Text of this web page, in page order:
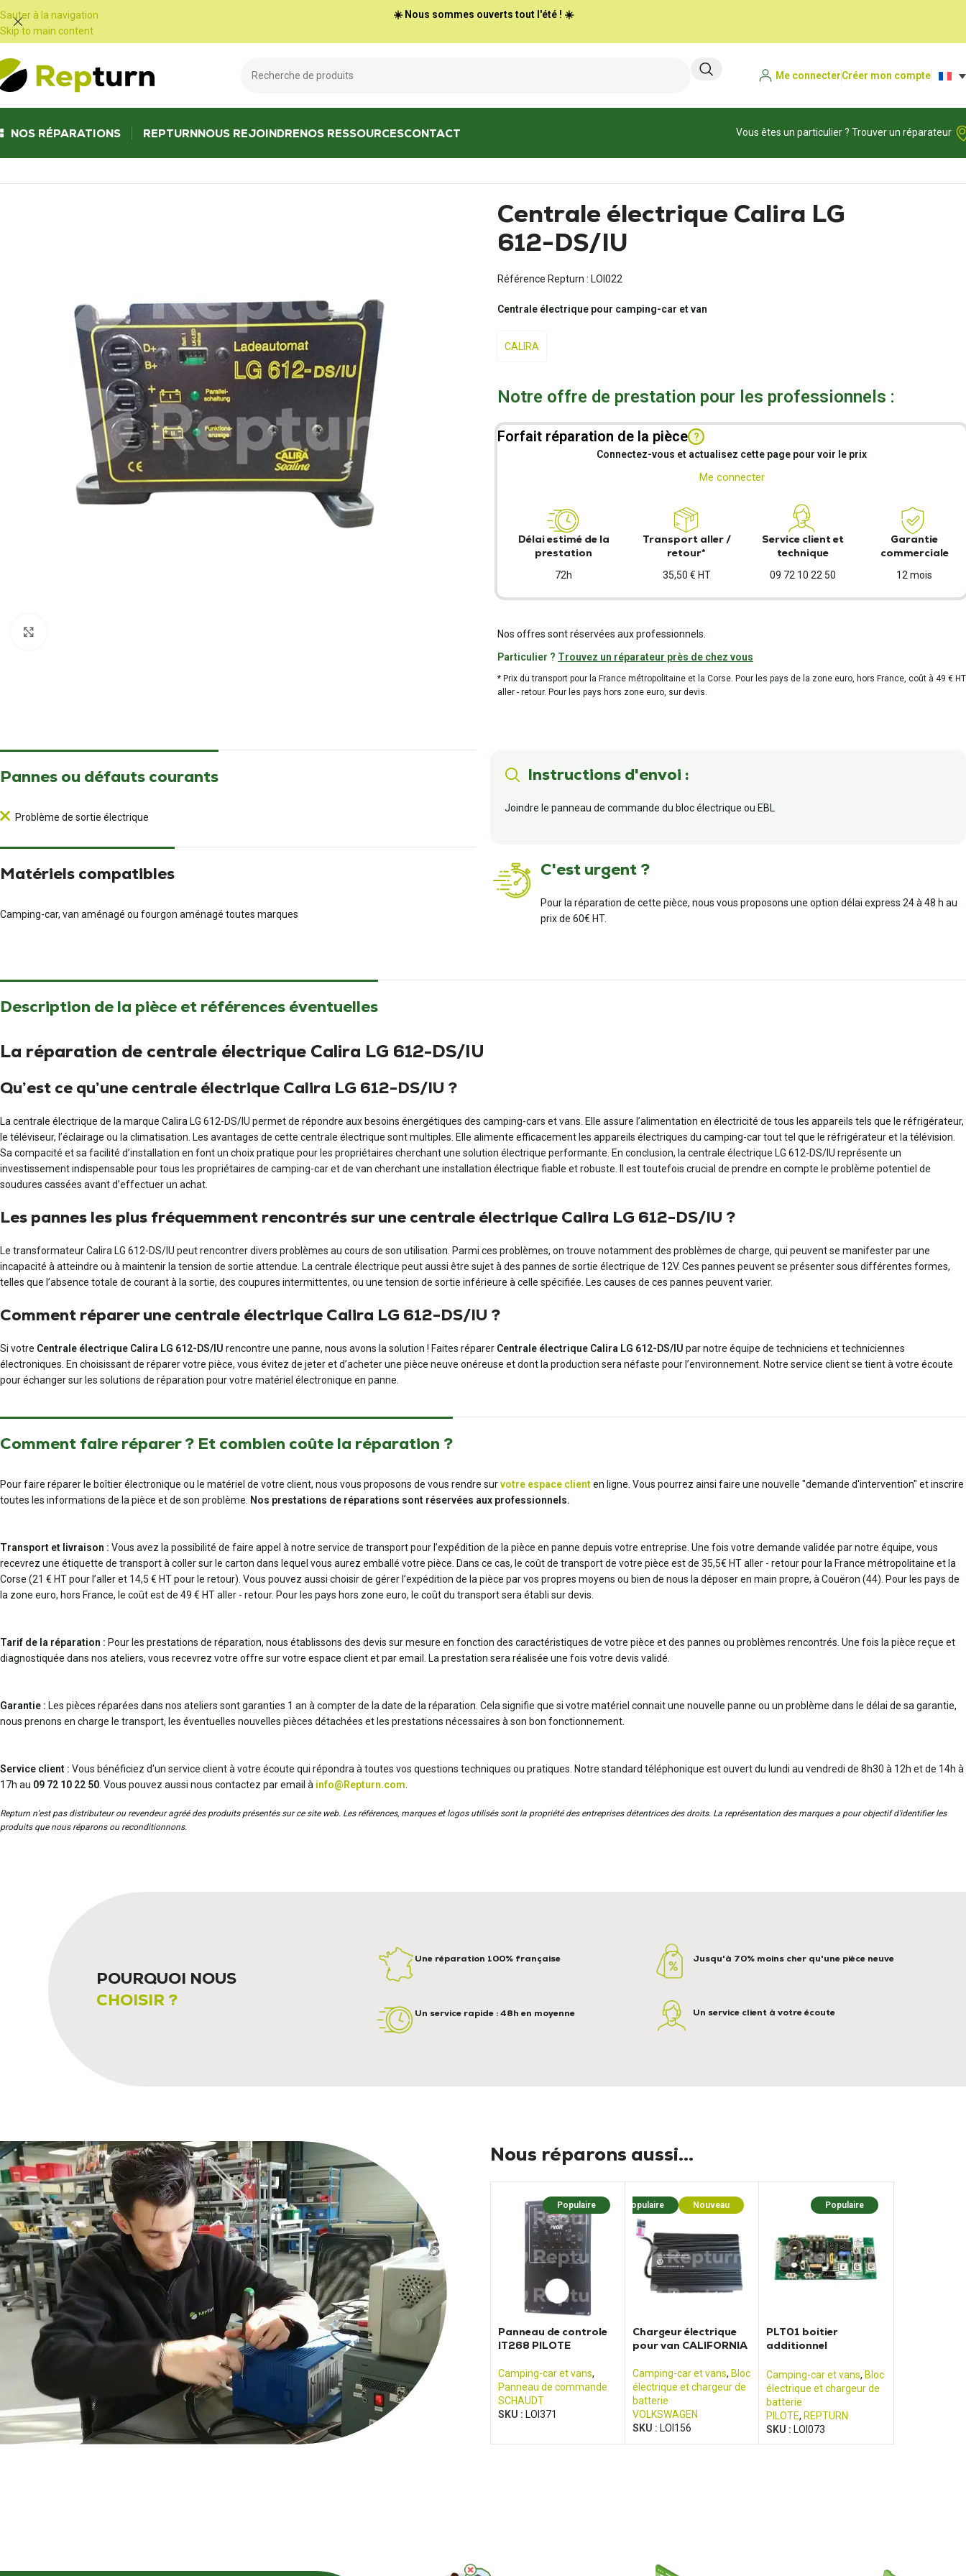
Sauter à la navigation
Skip to main content
☀️ Nous sommes ouverts tout l'été ! ☀️
Me connecterCréer mon compte
NOS RÉPARATIONS REPTURNNOUS REJOINDRENOS RESSOURCESCONTACT
Vous êtes un particulier ? Trouver un réparateur
Centrale électrique Calira LG
612-DS/IU
Référence Repturn : LOI022
Centrale électrique pour camping-car et van
CALIRA
Notre offre de prestation pour les professionnels :
Forfait réparation de la pièce ?
Connectez-vous et actualisez cette page pour voir le prix
Me connecter
Délai estimé de la
prestation
72h
Transport aller /
retour*
35,50 € HT
Service client et
technique
09 72 10 22 50
Garantie
commerciale
12 mois
Nos offres sont réservées aux professionnels.
Particulier ? Trouvez un réparateur près de chez vous
* Prix du transport pour la France métropolitaine et la Corse. Pour les pays de la zone euro, hors France, coût à 49 € HT
aller - retour. Pour les pays hors zone euro, sur devis.
Pannes ou défauts courants
Problème de sortie électrique
Matériels compatibles
Camping-car, van aménagé ou fourgon aménagé toutes marques
Instructions d'envoi :
Joindre le panneau de commande du bloc électrique ou EBL
C'est urgent ?
Pour la réparation de cette pièce, nous vous proposons une option délai express 24 à 48 h au
prix de 60€ HT.
Description de la pièce et références éventuelles
La réparation de centrale électrique Calira LG 612-DS/IU
Qu’est ce qu’une centrale électrique Calira LG 612-DS/IU ?
La centrale électrique de la marque Calira LG 612-DS/IU permet de répondre aux besoins énergétiques des camping-cars et vans. Elle assure l’alimentation en électricité de tous les appareils tels que le réfrigérateur,
le téléviseur, l’éclairage ou la climatisation. Les avantages de cette centrale électrique sont multiples. Elle alimente efficacement les appareils électriques du camping-car tout tel que le réfrigérateur et la télévision.
Sa compacité et sa facilité d’installation en font un choix pratique pour les propriétaires cherchant une solution électrique performante. En conclusion, la centrale électrique LG 612-DS/IU représente un
investissement indispensable pour tous les propriétaires de camping-car et de van cherchant une installation électrique fiable et robuste. Il est toutefois crucial de prendre en compte le problème potentiel de
soudures cassées avant d’effectuer un achat.
Les pannes les plus fréquemment rencontrés sur une centrale électrique Calira LG 612-DS/IU ?
Le transformateur Calira LG 612-DS/IU peut rencontrer divers problèmes au cours de son utilisation. Parmi ces problèmes, on trouve notamment des problèmes de charge, qui peuvent se manifester par une
incapacité à atteindre ou à maintenir la tension de sortie attendue. La centrale électrique peut aussi être sujet à des pannes de sortie électrique de 12V. Ces pannes peuvent se présenter sous différentes formes,
telles que l’absence totale de courant à la sortie, des coupures intermittentes, ou une tension de sortie inférieure à celle spécifiée. Les causes de ces pannes peuvent varier.
Comment réparer une centrale électrique Calira LG 612-DS/IU ?
Si votre Centrale électrique Calira LG 612-DS/IU rencontre une panne, nous avons la solution ! Faites réparer Centrale électrique Calira LG 612-DS/IU par notre équipe de techniciens et techniciennes
électroniques. En choisissant de réparer votre pièce, vous évitez de jeter et d’acheter une pièce neuve onéreuse et dont la production sera néfaste pour l’environnement. Notre service client se tient à votre écoute
pour échanger sur les solutions de réparation pour votre matériel électronique en panne.
Comment faire réparer ? Et combien coûte la réparation ?
Pour faire réparer le boîtier électronique ou le matériel de votre client, nous vous proposons de vous rendre survotre espace clienten ligne. Vous pourrez ainsi faire une nouvelle "demande d'intervention" et inscrire
toutes les informations de la pièce et de son problème. Nos prestations de réparations sont réservées aux professionnels.
Transport et livraison : Vous avez la possibilité de faire appel à notre service de transport pour l’expédition de la pièce en panne depuis votre entreprise. Une fois votre demande validée par notre équipe, vous
recevrez une étiquette de transport à coller sur le carton dans lequel vous aurez emballé votre pièce. Dans ce cas, le coût de transport de votre pièce est de 35,5€ HT aller - retour pour la France métropolitaine et la
Corse (21 € HT pour l’aller et 14,5 € HT pour le retour). Vous pouvez aussi choisir de gérer l’expédition de la pièce par vos propres moyens ou bien de nous la déposer en main propre, à Couëron (44). Pour les pays de
la zone euro, hors France, le coût est de 49 € HT aller - retour. Pour les pays hors zone euro, le coût du transport sera établi sur devis.
Tarif de la réparation : Pour les prestations de réparation, nous établissons des devis sur mesure en fonction des caractéristiques de votre pièce et des pannes ou problèmes rencontrés. Une fois la pièce reçue et
diagnostiquée dans nos ateliers, vous recevrez votre offre sur votre espace client et par email. La prestation sera réalisée une fois votre devis validé.
Garantie : Les pièces réparées dans nos ateliers sont garanties 1 an à compter de la date de la réparation. Cela signifie que si votre matériel connait une nouvelle panne ou un problème dans le délai de sa garantie,
nous prenons en charge le transport, les éventuelles nouvelles pièces détachées et les prestations nécessaires à son bon fonctionnement.
Service client : Vous bénéficiez d'un service client à votre écoute qui répondra à toutes vos questions techniques ou pratiques. Notre standard téléphonique est ouvert du lundi au vendredi de 8h30 à 12h et de 14h à
17h au 09 72 10 22 50 . Vous pouvez aussi nous contactez par email à info@Repturn.com
Repturn n’est pas distributeur ou revendeur agréé des produits présentés sur ce site web. Les références, marques et logos utilisés sont la propriété des entreprises détentrices des droits. La représentation des marques a pour objectif d’identifier les
produits que nous réparons ou reconditionnons.
POURQUOI NOUS
CHOISIR ?
Une réparation 100% française
Un service rapide : 48h en moyenne
Jusqu'à 70% moins cher qu'une pièce neuve
Un service client à votre écoute
Nous réparons aussi...
Populaire
Panneau de controle
IT268 PILOTE
Camping-car et vans,
Panneau de commande
SCHAUDT
SKU : LOI371
Populaire Nouveau
Chargeur électrique
pour van CALIFORNIA
Camping-car et vans, Bloc
électrique et chargeur de
batterie
VOLKSWAGEN
SKU : LOI156
Populaire
PLT01 boitier
additionnel
électrique Pilote
Camping-car et vans, Bloc
électrique et chargeur de
batterie
PILOTE, REPTURN
SKU : LOI073